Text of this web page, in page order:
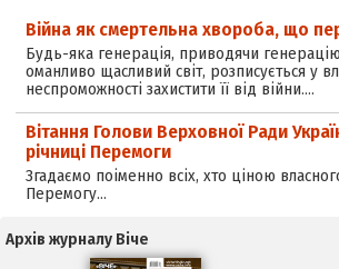
Війна як смертельна хвороба, що
Будь-яка генерація, приводячи
оманливо щасливий світ, розписується у
неспроможності захистити її від війни.…
Вітання Голови Верховної Ради
річниці Перемоги
Згадаємо поіменно всіх, хто ціною
Перемогу…
Архів журналу Віче